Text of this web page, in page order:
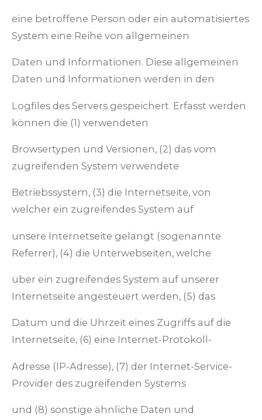
eine betroffene Person oder ein automatisiertes
System eine Reihe von allgemeinen
Daten und Informationen. Diese allgemeinen
Daten und Informationen werden in den
Logfiles des Servers gespeichert. Erfasst werden
können die (1) verwendeten
Browsertypen und Versionen, (2) das vom
zugreifenden System verwendete
Betriebssystem, (3) die Internetseite, von
welcher ein zugreifendes System auf
unsere Internetseite gelangt (sogenannte
Referrer), (4) die Unterwebseiten, welche
über ein zugreifendes System auf unserer
Internetseite angesteuert werden, (5) das
Datum und die Uhrzeit eines Zugriffs auf die
Internetseite, (6) eine Internet-Protokoll-
Adresse (IP-Adresse), (7) der Internet-Service-
Provider des zugreifenden Systems
und (8) sonstige ähnliche Daten und